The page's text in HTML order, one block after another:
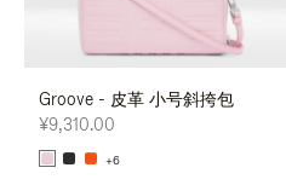
Groove - 皮革 小号斜挎包
¥9,310.00
+6